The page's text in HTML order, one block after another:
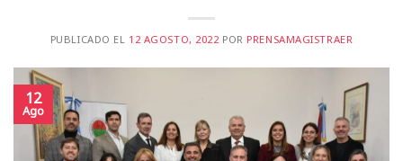
PUBLICADO EL 12 AGOSTO, 2022POR PRENSAMAGISTRAER
12
Ago